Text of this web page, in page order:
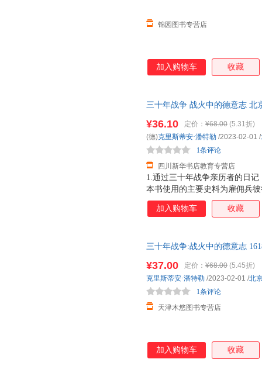
锦园图书专营店
加入购物车 收藏
三十年战争 战火中的德意志 北
1.通过三十年战争亲历者的日
本书使用的主要史料为雇佣兵
记，兼顾研究三十年战争的经
内心恐惧与希望交织，被战争
载浮载沉，无意中成了同时代
¥36.10 定价： ¥68.00 (5.31折)
四川新华书店教育专营店
1条评论
(德)克里斯蒂安·潘特勒 /2023-02-01 /
加入购物车 收藏
三十年战争:战火中的德意志
¥37.00 定价： ¥68.00 (5.45折)
天津木悠图书专营店
1条评论
克里斯蒂安·潘特勒 /2023-02-01 /北
加入购物车 收藏